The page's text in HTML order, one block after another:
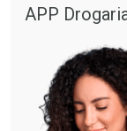
Comprar sem
Comprar sem
Por R$ 22,99/
APP